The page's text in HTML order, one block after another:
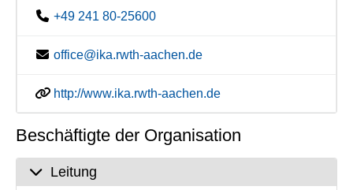
+49 241 80-25600
office@ika.rwth-aachen.de
http://www.ika.rwth-aachen.de
Beschäftigte der Organisation
Leitung